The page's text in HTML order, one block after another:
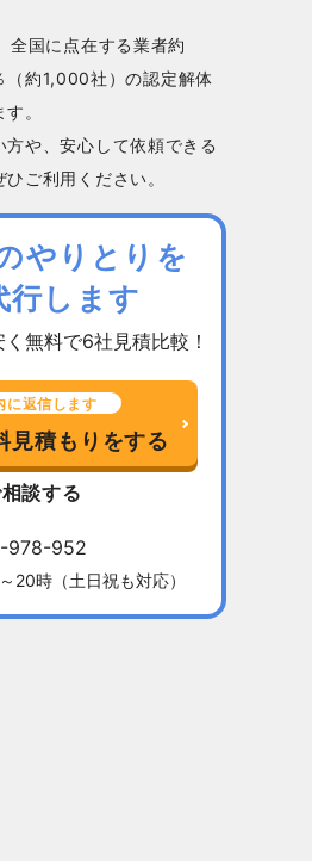
全国に点在する業者約
約1,000社）の認定解体
。
や、安心して依頼できる
ご利用ください。
やりとりを
行します
に返信します
見積もりをする
談する
時（土日祝も対応）